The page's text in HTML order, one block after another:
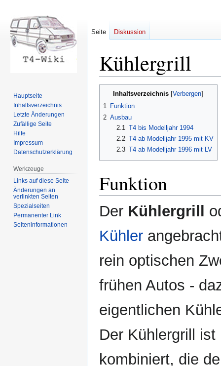
Kühlergrill
Inhaltsverzeichnis
1 Funktion
2 Ausbau
2.1
T4 bis Modelljahr 1994
2.2 T4 ab Modelljahr 1995 mit KV
2.3 T4 ab Modelljahr 1996 mit LV
Funktion
Der Kühlergrill
Kühler
rein optischen
frühen Autos -
eigentlichen
Der Kühlergrill
kombiniert, die
Seite Diskussion
Hauptseite
Inhaltsverzeichnis
Letzte Änderungen
Zufällige Seite
Hilfe
Impressum
Datenschutzerklärung
Werkzeuge
Links auf diese Seite
Änderungen an
verlinkten Seiten
Spezialseiten
Permanenter Link
Seiten­informationen